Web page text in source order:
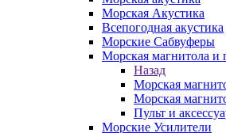
Морская Акустика
Всепогодная акустика
Морские Сабвуферы
Морская магнитола и
Назад
Морская
Морская
Пульт и
Морские Усилители